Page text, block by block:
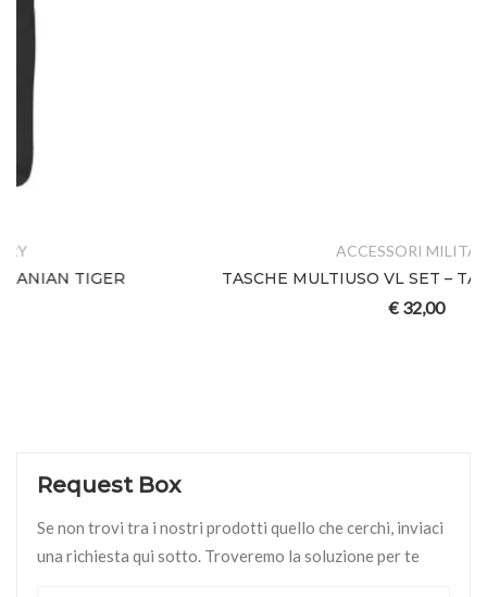
TASCHE MULTIUSO VL SET – TASMANIAN TIGER
Request Box
Se non trovi tra i nostri prodotti quello che cerchi, inviaci
una richiesta qui sotto. Troveremo la soluzione per te